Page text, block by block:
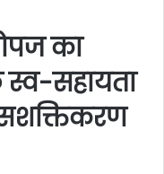
का
सहायता